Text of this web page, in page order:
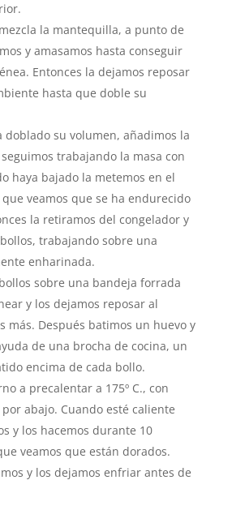
la mantequilla, a punto de
y amasamos hasta conseguir
Entonces la dejamos reposar
hasta que doble su
doblado su volumen, añadimos la
trabajando la masa con
haya bajado la metemos en el
veamos que se ha endurecido
la retiramos del congelador y
trabajando sobre una
enharinada.
sobre una bandeja forrada
y los dejamos reposar al
más. Después batimos un huevo y
de una brocha de cocina, un
encima de cada bollo.
a precalentar a 175º C., con
abajo. Cuando esté caliente
y los hacemos durante 10
veamos que están dorados.
y los dejamos enfriar antes de